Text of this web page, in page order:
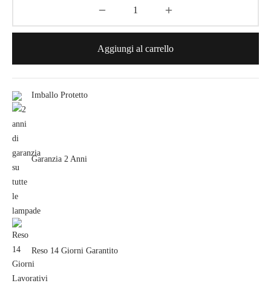
Aggiungi al carrello
Imballo Protetto
Garanzia 2 Anni
Reso 14 Giorni Garantito